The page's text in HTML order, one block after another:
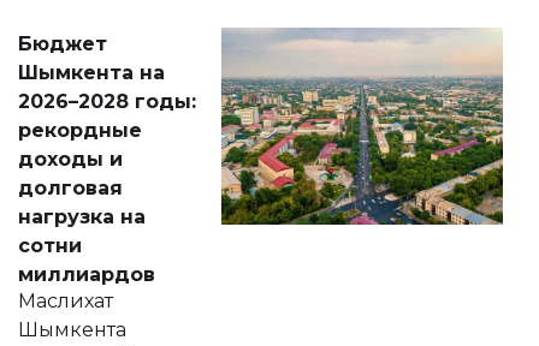
народу
Венесуэлы.
Бюджет
Шымкента на
2026–2028 годы:
рекордные
доходы и
долговая
нагрузка на
сотни
миллиардов
Маслихат
Шымкента